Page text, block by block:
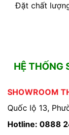
Đặt chất
HỆ THỐNG
SHOWROOM
Quốc lộ 13,
Hotline: 0888